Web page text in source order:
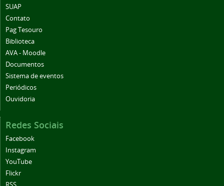
SUAP
Contato
Pag Tesouro
Biblioteca
AVA - Moodle
Documentos
Sistema de eventos
Periódicos
Ouvidoria
Redes Sociais
Facebook
Instagram
YouTube
Flickr